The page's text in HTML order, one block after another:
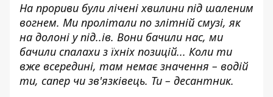
На прориви були лічені хвилини під шаленим
вогнем. Ми пролітали по злітній смузі, як
на долоні у під..ів. Вони бачили нас, ми
бачили спалахи з їхніх позицій... Коли ти
вже всередині, там немає значення – водій
ти, сапер чи зв'язківець. Ти – десантник.